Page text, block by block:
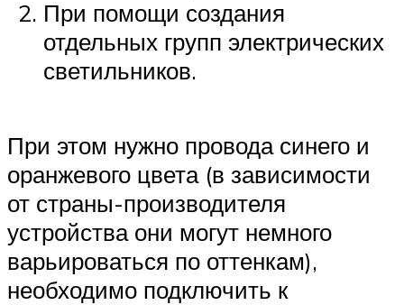
При помощи создания
отдельных групп электрических
светильников.
При этом нужно провода синего и
оранжевого цвета (в зависимости
от страны-производителя
устройства они могут немного
варьироваться по оттенкам),
необходимо подключить к